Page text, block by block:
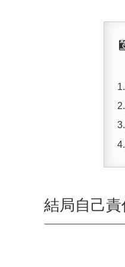
結局自己責